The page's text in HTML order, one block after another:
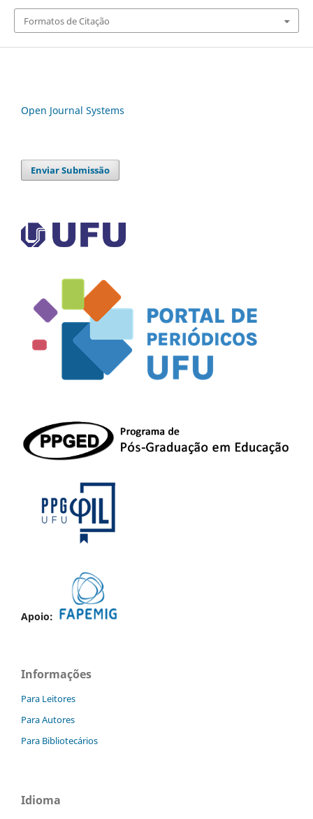
Formatos de Citação
Open Journal Systems
Enviar Submissão
Apoio:
Informações
Para Leitores
Para Autores
Para Bibliotecários
Idioma